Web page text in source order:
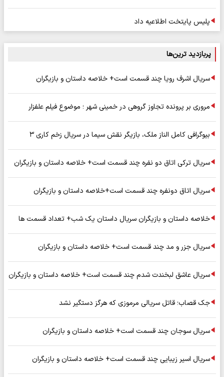
پلیس پایتخت اطلاعیه داد
پربازدید ترین‌ها
سریال اشرف رویا چند قسمت است+ خلاصه داستان و بازیگران
مروری بر پرونده تجاوز گروهی در خمینی شهر ؛ موضوع فیلم علفزار
بیوگرافی کامل الناز ملک، بازیگر نقش سیما در سریال زخم کاری ۳
سریال ترکی اتاق دو نفره چند قسمت است+ خلاصه داستان و بازیگران
سریال اتاق دونفره چند قسمت است+خلاصه داستان و بازیگران
خلاصه داستان و بازیگران سریال داستان یک شب+ تعداد قسمت ها
سریال جزر و مد چند قسمت است+ خلاصه داستان و بازیگران
سریال عاشق لبخندت شدم چند قسمت است+ خلاصه داستان و بازیگران
جک قصاب؛ قاتل سریالی مرموزی که هرگز دستگیر نشد
سریال سوجان چند قسمت است+ خلاصه داستان و بازیگران
سریال اسیر زیبایی چند قسمت است+ خلاصه داستان و بازیگران